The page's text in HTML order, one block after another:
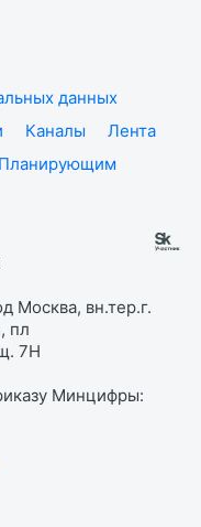
данных
Каналы
Лента
Планирующим
Москва, вн.тер.г.
пл
7Н
Минцифры: